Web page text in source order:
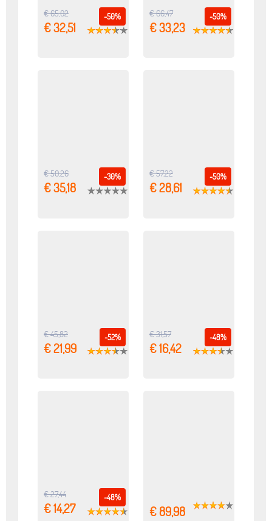
-50%
€ 65,02
€ 32,51
-50%
€ 66,47
€ 33,23
-30%
€ 50,26
€ 35,18
-50%
€ 57,22
€ 28,61
-52%
€ 45,82
€ 21,99
-48%
€ 31,57
€ 16,42
-48%
€ 27,44
€ 14,27 € 89,98